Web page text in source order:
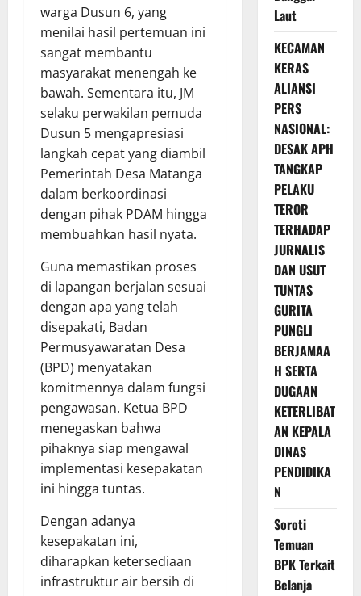
warga Dusun 6, yang
menilai hasil pertemuan ini
sangat membantu
masyarakat menengah ke
bawah. Sementara itu, JM
selaku perwakilan pemuda
Dusun 5 mengapresiasi
langkah cepat yang diambil
Pemerintah Desa Matanga
dalam berkoordinasi
dengan pihak PDAM hingga
membuahkan hasil nyata.
Guna memastikan proses
di lapangan berjalan sesuai
dengan apa yang telah
disepakati, Badan
Permusyawaratan Desa
(BPD) menyatakan
komitmennya dalam fungsi
pengawasan. Ketua BPD
menegaskan bahwa
pihaknya siap mengawal
implementasi kesepakatan
ini hingga tuntas.
Dengan adanya
kesepakatan ini,
diharapkan ketersediaan
infrastruktur air bersih di
Laut
KECAMAN
KERAS
ALIANSI
PERS
NASIONAL:
DESAK APH
TANGKAP
PELAKU
TEROR
TERHADAP
JURNALIS
DAN USUT
TUNTAS
GURITA
PUNGLI
BERJAMAA
H SERTA
DUGAAN
KETERLIBAT
AN KEPALA
DINAS
PENDIDIKA
N
Soroti
Temuan
BPK Terkait
Belanja